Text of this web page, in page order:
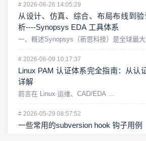
# 2026-06-26 14:05:29
从设计、仿真、综合、布局布线到
析----Synopsys EDA 工具体系
一、概述Synopsys（新思科技）是全球最大
# 2026-06-09 10:17:37
Linux PAM 认证体系完全指南：从认
详解
前言在 Linux 运维、CAD/EDA ...
# 2026-05-29 08:57:52
一些常用的subversion hook 钩子用例